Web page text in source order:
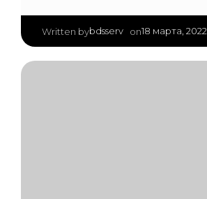
Written bybdsserv on18 марта, 2022